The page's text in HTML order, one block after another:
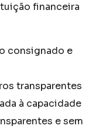
financeira
transparentes
à capacidade
e sem